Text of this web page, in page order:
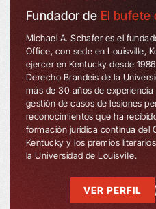
Fundador de El bufete
Michael A. Schafer es el
Office, con sede en Louisville,
ejercer en Kentucky desde
Derecho Brandeis de la
más de 30 años de
gestión de casos de lesiones
reconocimientos que ha
formación jurídica continua del
Kentucky y los premios
la Universidad de Louisville.
VER PERFIL